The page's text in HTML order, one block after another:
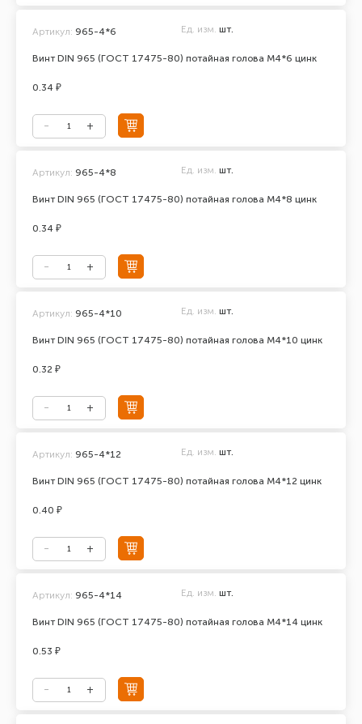
Винт DIN 965 (ГОСТ 17475-80) потайная голова М4*6 цинк
Артикул: 965-4*6 Ед. изм. шт.
0.34 ₽
Винт DIN 965 (ГОСТ 17475-80) потайная голова М4*8 цинк
Артикул: 965-4*8 Ед. изм. шт.
0.34 ₽
Винт DIN 965 (ГОСТ 17475-80) потайная голова М4*10 цинк
Артикул: 965-4*10 Ед. изм. шт.
0.32 ₽
Винт DIN 965 (ГОСТ 17475-80) потайная голова М4*12 цинк
Артикул: 965-4*12 Ед. изм. шт.
0.40 ₽
Винт DIN 965 (ГОСТ 17475-80) потайная голова М4*14 цинк
Артикул: 965-4*14 Ед. изм. шт.
0.53 ₽